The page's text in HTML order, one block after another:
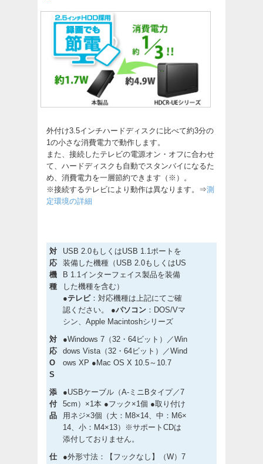
外付け3.5インチハードディスクに比べて約3分の
1の小さな消費電力で動作します。
また、接続したテレビの電源オン・オフに合わせ
て、ハードディスクも自動でスタンバイになるた
め、消費電力を一層節約できます（※）。
※接続するテレビにより動作は異なります。⇒測
定環境の詳細
対
応
機
種
USB 2.0もしくはUSB 1.1ポートを
装備した機種（USB 2.0もしくはUS
B 1.1インターフェイス製品を装備
した機種を含む）
●テレビ：対応機種は上記にてご確
認ください。 ●パソコン ：DOS/Vマ
シン、Apple Macintoshシリーズ
対
応
O
S
●Windows 7（32・64ビット）／Win
dows Vista（32・64ビット）／Wind
ows XP ●Mac OS X 10.5～10.7
添
付
品
●USBケーブル（A-ミニBタイプ／7
5cm）×1本 ●フック×1個 ●取り付け
用ネジ×3個（大：M8×14、中：M6×
14、小：M4×13）※サポートCDは
添付しておりません。
仕
●外形寸法：【フックなし】（W）7